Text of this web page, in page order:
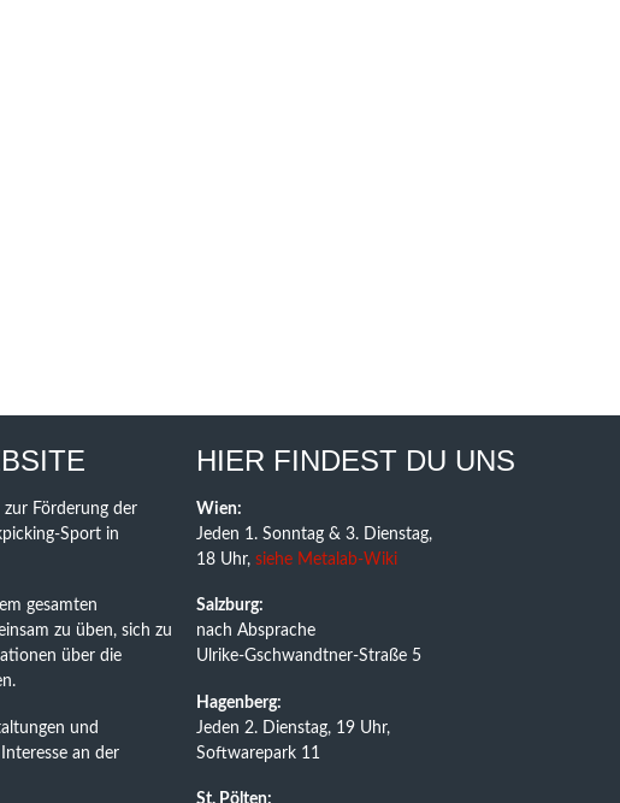
zur Förderung der
Sport in
gesamten
zu üben, sich zu
über die
und
an der
HIER FINDEST DU UNS
Wien:
Jeden 1. Sonntag & 3. Dienstag,
18 Uhr, siehe Metalab-Wiki
Salzburg:
nach Absprache
Ulrike-Gschwandtner-Straße 5
Hagenberg:
Jeden 2. Dienstag, 19 Uhr,
Softwarepark 11
St. Pölten: